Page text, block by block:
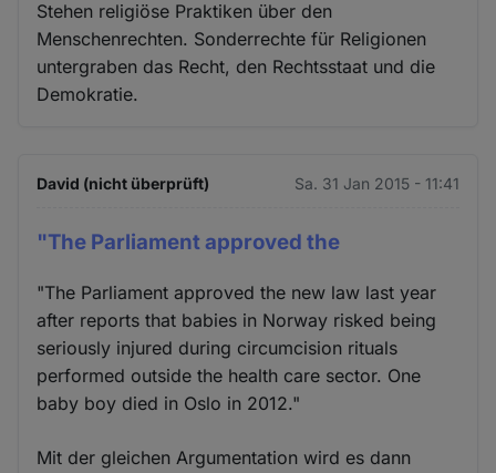
Stehen religiöse Praktiken über den
Menschenrechten. Sonderrechte für Religionen
untergraben das Recht, den Rechtsstaat und die
Demokratie.
David (nicht überprüft) Sa. 31 Jan 2015 - 11:41
"The Parliament approved the
"The Parliament approved the new law last year
after reports that babies in Norway risked being
seriously injured during circumcision rituals
performed outside the health care sector. One
baby boy died in Oslo in 2012."
Mit der gleichen Argumentation wird es dann